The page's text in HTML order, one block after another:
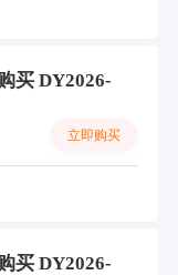
买 DY2026-
立即购买
买 DY2026-